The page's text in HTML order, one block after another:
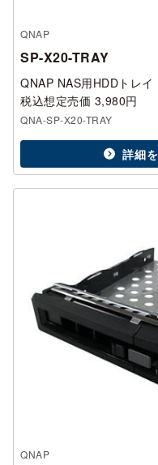
QNAP
SP-X20-TRAY
QNAP NAS用HDDトレイ
税込想定売価 3,980円
QNA-SP-X20-TRAY
詳細
QNAP